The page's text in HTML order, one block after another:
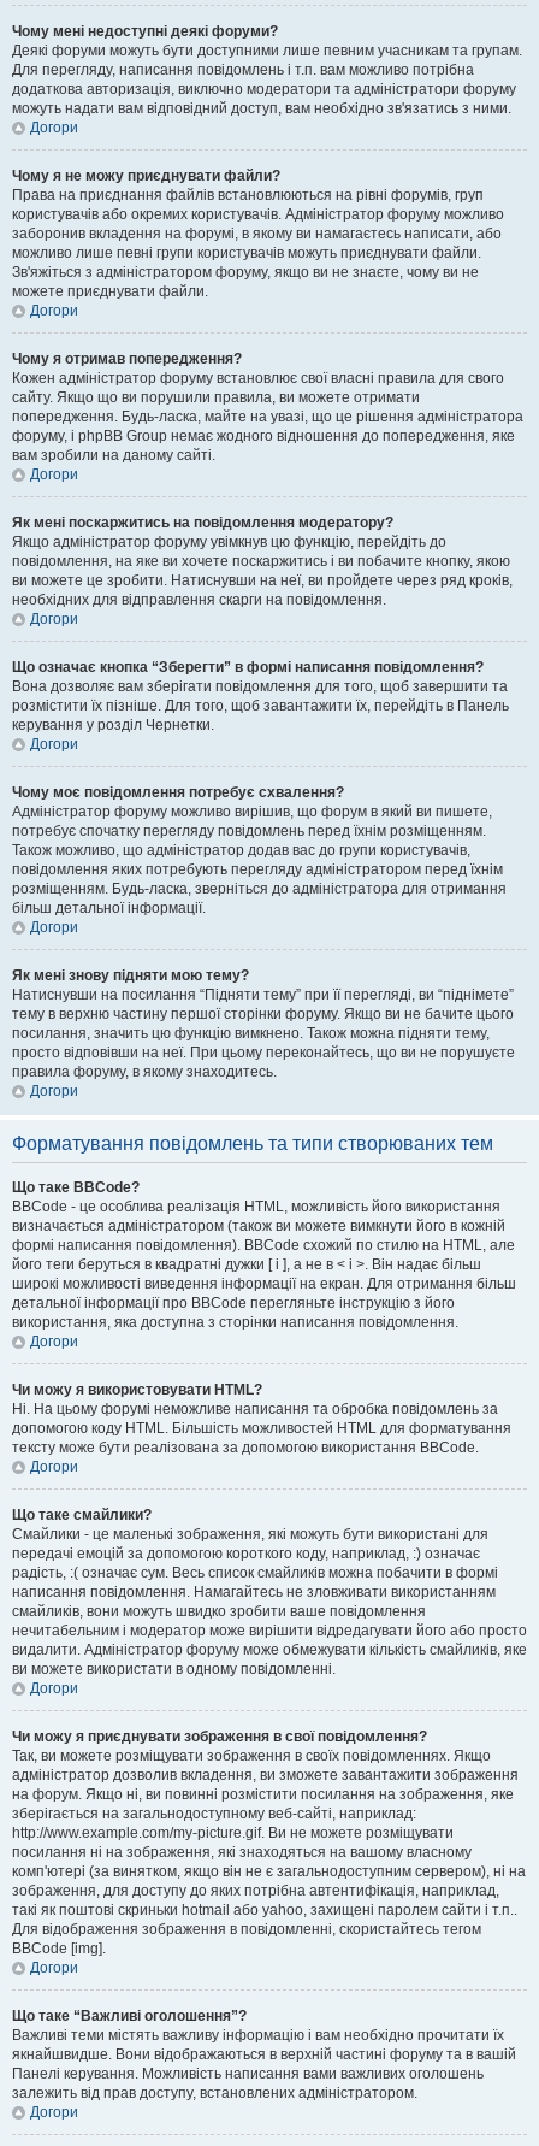
Чому мені недоступні деякі форуми?
Деякі форуми можуть бути доступними лише певним учасникам та групам.
Для перегляду, написання повідомлень і т.п. вам можливо потрібна
додаткова авторизація, виключно модератори та адміністратори форуму
можуть надати вам відповідний доступ, вам необхідно зв'язатись з ними.
Догори
Чому я не можу приєднувати файли?
Права на приєднання файлів встановлюються на рівні форумів, груп
користувачів або окремих користувачів. Адміністратор форуму можливо
заборонив вкладення на форумі, в якому ви намагаєтесь написати, або
можливо лише певні групи користувачів можуть приєднувати файли.
Зв'яжіться з адміністратором форуму, якщо ви не знаєте, чому ви не
можете приєднувати файли.
Догори
Чому я отримав попередження?
Кожен адміністратор форуму встановлює свої власні правила для свого
сайту. Якщо що ви порушили правила, ви можете отримати
попередження. Будь-ласка, майте на увазі, що це рішення адміністратора
форуму, і phpBB Group немає жодного відношення до попередження, яке
вам зробили на даному сайті.
Догори
Як мені поскаржитись на повідомлення модератору?
Якщо адміністратор форуму увімкнув цю функцію, перейдіть до
повідомлення, на яке ви хочете поскаржитись і ви побачите кнопку, якою
ви можете це зробити. Натиснувши на неї, ви пройдете через ряд кроків,
необхідних для відправлення скарги на повідомлення.
Догори
Що означає кнопка “Зберегти” в формі написання повідомлення?
Вона дозволяє вам зберігати повідомлення для того, щоб завершити та
розмістити їх пізніше. Для того, щоб завантажити їх, перейдіть в Панель
керування у розділ Чернетки.
Догори
Чому моє повідомлення потребує схвалення?
Адміністратор форуму можливо вирішив, що форум в який ви пишете,
потребує спочатку перегляду повідомлень перед їхнім розміщенням.
Також можливо, що адміністратор додав вас до групи користувачів,
повідомлення яких потребують перегляду адміністратором перед їхнім
розміщенням. Будь-ласка, зверніться до адміністратора для отримання
більш детальної інформації.
Догори
Як мені знову підняти мою тему?
Натиснувши на посилання “Підняти тему” при її перегляді, ви “піднімете”
тему в верхню частину першої сторінки форуму. Якщо ви не бачите цього
посилання, значить цю функцію вимкнено. Також можна підняти тему,
просто відповівши на неї. При цьому переконайтесь, що ви не порушуєте
правила форуму, в якому знаходитесь.
Догори
Форматування повідомлень та типи створюваних тем
Що таке BBCode?
BBCode - це особлива реалізація HTML, можливість його використання
визначається адміністратором (також ви можете вимкнути його в кожній
формі написання повідомлення). BBCode схожий по стилю на HTML, але
його теги беруться в квадратні дужки [ і ], а не в < і >. Він надає більш
широкі можливості виведення інформації на екран. Для отримання більш
детальної інформації про BBCode перегляньте інструкцію з його
використання, яка доступна з сторінки написання повідомлення.
Догори
Чи можу я використовувати HTML?
Ні. На цьому форумі неможливе написання та обробка повідомлень за
допомогою коду HTML. Більшість можливостей HTML для форматування
тексту може бути реалізована за допомогою використання BBCode.
Догори
Що таке смайлики?
Смайлики - це маленькі зображення, які можуть бути використані для
передачі емоцій за допомогою короткого коду, наприклад, :) означає
радість, :( означає сум. Весь список смайликів можна побачити в формі
написання повідомлення. Намагайтесь не зловживати використанням
смайликів, вони можуть швидко зробити ваше повідомлення
нечитабельним і модератор може вирішити відредагувати його або просто
видалити. Адміністратор форуму може обмежувати кількість смайликів, яке
ви можете використати в одному повідомленні.
Догори
Чи можу я приєднувати зображення в свої повідомлення?
Так, ви можете розміщувати зображення в своїх повідомленнях. Якщо
адміністратор дозволив вкладення, ви зможете завантажити зображення
на форум. Якщо ні, ви повинні розмістити посилання на зображення, яке
зберігається на загальнодоступному веб-сайті, наприклад:
http://www.example.com/my-picture.gif. Ви не можете розміщувати
посилання ні на зображення, які знаходяться на вашому власному
комп'ютері (за винятком, якщо він не є загальнодоступним сервером), ні на
зображення, для доступу до яких потрібна автентифікація, наприклад,
такі як поштові скриньки hotmail або yahoo, захищені паролем сайти і т.п..
Для відображення зображення в повідомленні, скористайтесь тегом
BBCode [img].
Догори
Що таке “Важливі оголошення”?
Важливі теми містять важливу інформацію і вам необхідно прочитати їх
якнайшвидше. Вони відображаються в верхній частині форуму та в вашій
Панелі керування. Можливість написання вами важливих оголошень
залежить від прав доступу, встановлених адміністратором.
Догори